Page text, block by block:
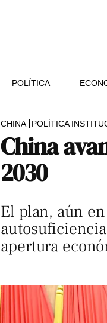
POLÍTICA
CHINA POLÍTICA
China
2030
El plan, aún
apertura